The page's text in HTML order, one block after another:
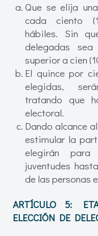
Que se elija
cada ciento
hábiles. Sin
delegadas
superior a cien
El quince por
elegidas,
tratando que
electoral.
Dando alcance
estimular la
elegirán
juventudes
de las personas
ARTÍCULO 5:
ELECCIÓN DE